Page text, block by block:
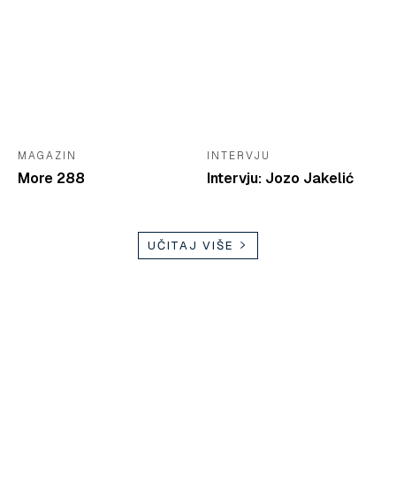
MAGAZIN
More 288
INTERVJU
Intervju: Jozo Jakelić
UČITAJ VIŠE